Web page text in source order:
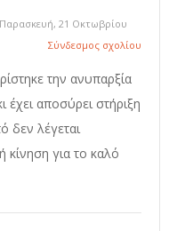
Παρασκευή, 21 Οκτωβρίου
Σύνδεσμος σχολίου
την ανυπαρξία
έχει αποσύρει στήριξη
δεν λέγεται
για το καλό